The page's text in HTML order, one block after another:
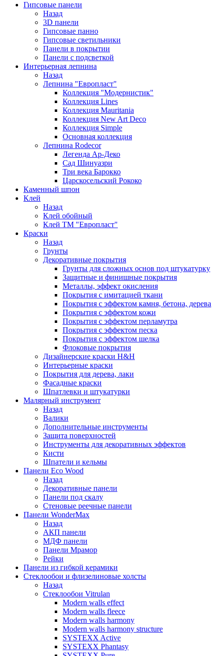
Гипсовые панели
Назад
3D панели
Гипсовые панно
Гипсовые светильники
Панели в покрытии
Панели с подсветкой
Интерьерная лепнина
Назад
Лепнина "Европласт"
Коллекция "Модернистик"
Коллекция Lines
Коллекция Mauritania
Коллекция New Art Deco
Коллекция Simple
Основная коллекция
Лепнина Rodecor
Легенда Ар-Деко
Сад Шинуазри
Три века Барокко
Царскосельский Рококо
Каменный шпон
Клей
Назад
Клей обойный
Клей ТМ "Европласт"
Краски
Назад
Грунты
Декоративные покрытия
Грунты для сложных основ под штукатурку
Защитные и финишные покрытия
Металлы, эффект окисления
Покрытия с имитацией ткани
Покрытия с эффектом камня, бетона, дерева
Покрытия с эффектом кожи
Покрытия с эффектом перламутра
Покрытия с эффектом песка
Покрытия с эффектом шелка
Флоковые покрытия
Дизайнерские краски H&H
Интерьерные краски
Покрытия для дерева, лаки
Фасадные краски
Шпатлевки и штукатурки
Малярный инструмент
Назад
Валики
Дополнительные инструменты
Защита поверхностей
Инструменты для декоративных эффектов
Кисти
Шпатели и кельмы
Панели Eco Wood
Назад
Декоративные панели
Панели под скалу
Стеновые реечные панели
Панели WonderMax
Назад
АКП панели
МДФ панели
Панели Мрамор
Рейки
Панели из гибкой керамики
Стеклообои и флизелиновые холсты
Назад
Стеклообои Vitrulan
Modern walls effect
Modern walls fleece
Modern walls harmony
Modern walls harmony structure
SYSTEXX Active
SYSTEXX Phantasy